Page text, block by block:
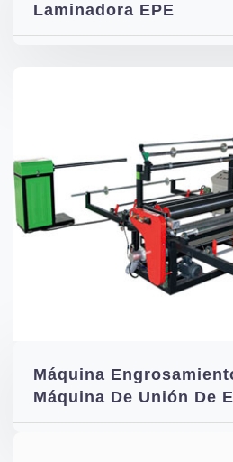
Laminadora EPE
Máquina
Máquina De Unión De